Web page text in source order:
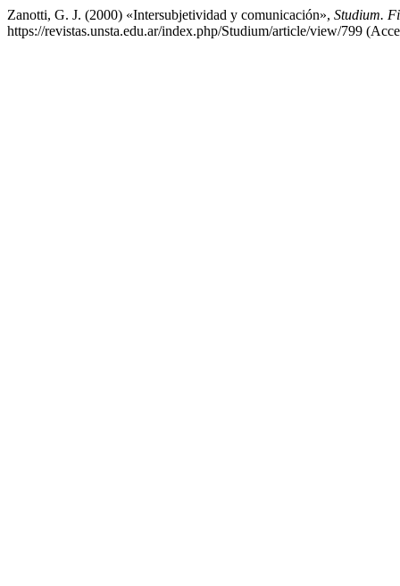
Zanotti, G. J. (2000) «Intersubjetividad y comunicación», Studium.
https://revistas.unsta.edu.ar/index.php/Studium/article/view/799